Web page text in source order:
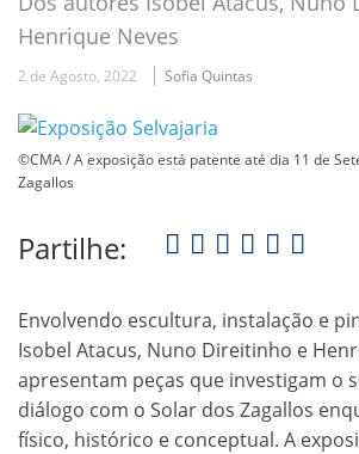
Henrique Neves
2 de Agosto, 2022 Sofia Quintas
©CMA / A exposição está patente até dia 11 de
Zagallos
Partilhe:
Envolvendo escultura, instalação e
Isobel Atacus, Nuno Direitinho e
apresentam peças que investigam o
diálogo com o Solar dos Zagallos
físico, histórico e conceptual. A